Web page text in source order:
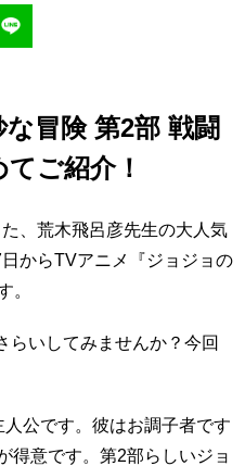
冒険 第2部 戦闘
ご紹介！
、荒木飛呂彦先生の大人気
からTVアニメ『ジョジョの
。
らいしてみませんか？今回
公です。彼はお調子者です
得意です。第2部らしいジョ